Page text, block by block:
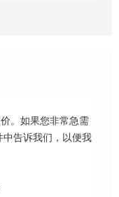
。如果您非常急需
告诉我们，以便我